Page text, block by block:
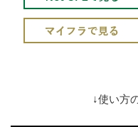
↓使い方